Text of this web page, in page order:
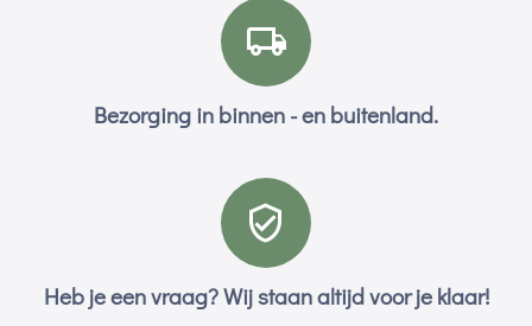
Bezorging in binnen - en buitenland.
Heb je een vraag? Wij staan altijd voor je klaar!